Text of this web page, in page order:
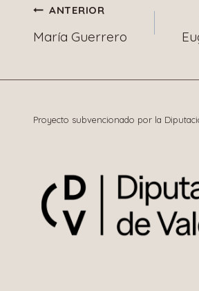
Navegación
de
entradas
ANTERIOR
María Guerrero
Proyecto subvencionado por la